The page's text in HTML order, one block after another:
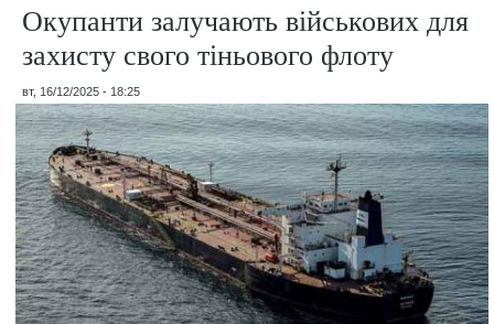
Окупанти залучають військових для
захисту свого тіньового флоту
вт, 16/12/2025 - 18:25